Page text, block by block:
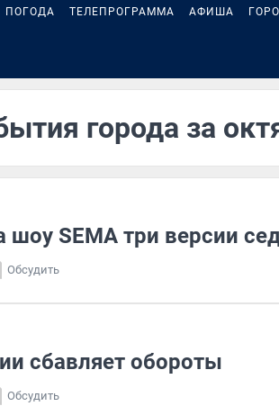
ПОГОДА ТЕЛЕПРОГРАММА АФИША
города за
шоу SEMA три версии
Обсудить
сбавляет обороты
Обсудить